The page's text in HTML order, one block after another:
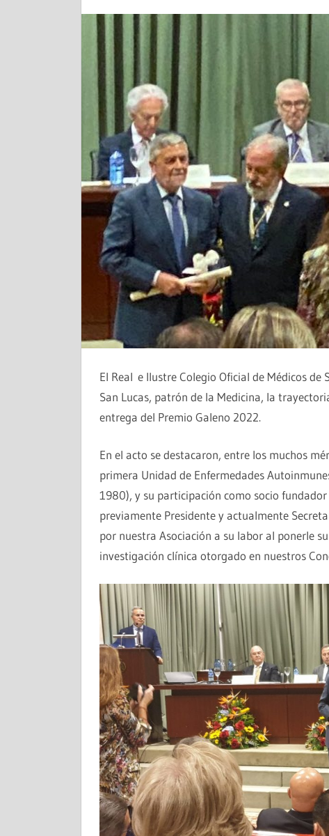
El Real e Ilustre Colegio Oficial de Médicos
San Lucas, patrón de la Medicina, la
entrega del Premio Galeno 2022.
En el acto se destacaron, entre los muchos
primera Unidad de Enfermedades
1980), y su participación como socio
previamente Presidente y actualmente
por nuestra Asociación a su labor al ponerle
investigación clínica otorgado en nuestros